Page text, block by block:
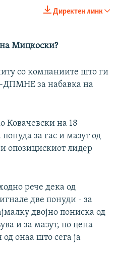
1080p
Директен линк
Мицкоски?
со компаниите што ги
за набавка на
Ковачевски на 18
за гас и мазут од
опозицискиот лидер
рече дека од
две понуди - за
двојно пониска од
и за мазут, по цена
онаа што сега ја